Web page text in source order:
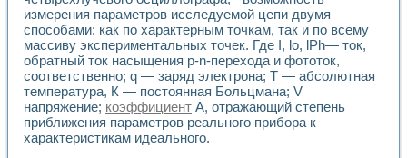
Использование виртуальных приборов в процесе
Использование программ ELECTRONICS WORKBENCH-
Лабораторный практикум по дисциплине «Цифровые
Лабораторный практикум по ИНС на основе LabVIEW
Лабораторный практикум по основам теории коммутации
Опыт использования NI LabVIEW для создания
Применение LabVIEW для исследования течения в
Создание виртуальной работы «Изучение магнитных
измерения параметров исследуемой цепи двумя
способами: как по характерным точкам, так и по всему
массиву экспериментальных точек. Где I, lo, lPh— ток,
обратный ток насыщения p-n-перехода и фототок,
соответственно; q — заряд электрона; Т — абсолютная
температура, К — постоянная Больцмана; V
напряжение; коэффициент А, отражающий степень
приближения параметров реального прибора к
характеристикам идеального.